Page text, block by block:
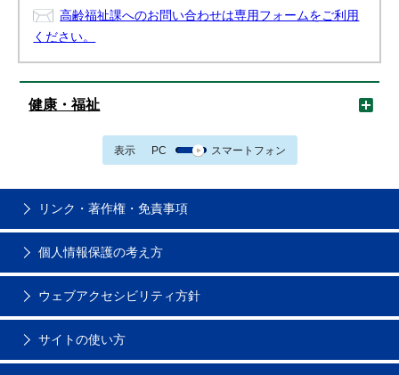
高齢福祉課へのお問い合わせは専用フォームをご利用
ください。
健康・福祉
表示 PC スマートフォン
リンク・著作権・免責事項
個人情報保護の考え方
ウェブアクセシビリティ方針
サイトの使い方